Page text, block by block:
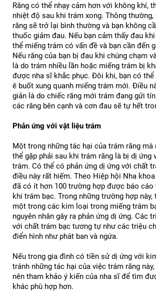
Răng có thể nhạy cảm hơn với không khí,
nhiệt độ sau khi trám xong. Thông thường,
răng sẽ trở lại bình thường và bạn không
thuốc giảm đau. Nếu bạn cảm thấy đau
thể miếng trám có vấn đề và bạn cần đến
Nếu răng của bạn bị đau khi chúng chạm
là do trám nhiều lần hoặc miếng trám bị
được nha sĩ khắc phục. Đôi khi, bạn có thể
ê buốt xung quanh miếng trám mới. Điều
giản là do chiếc răng mới trám đang gửi
các răng bên cạnh và cơn đau sẽ tự hết
Phản ứng với vật liệu trám
Một trong những tác hại của trám răng
thể gặp phải sau khi trám răng là bị dị ứng
trám. Có thể có phản ứng dị ứng với chất
điều này rất hiếm. Theo Hiệp hội Nha
đã có ít hơn 100 trường hợp được báo cáo
khi trám bạc. Trong những trường hợp này,
một trong các kim loại trong miếng trám
nguyên nhân gây ra phản ứng dị ứng. Các
với chất trám bạc tương tự như các triệu
điển hình như phát ban và ngứa.
Nếu trong gia đình có tiền sử dị ứng với
tránh những tác hại của việc trám răng
nên tham khảo ý kiến ​​của nha sĩ để tìm
khác phù hợp hơn.